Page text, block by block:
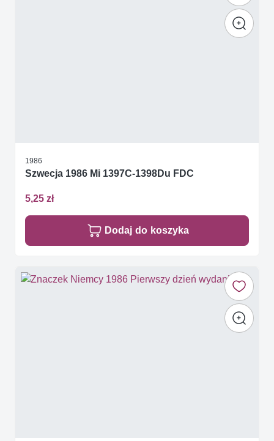
1986
Szwecja 1986 Mi 1397C-1398Du FDC
5,25 zł
Dodaj do koszyka